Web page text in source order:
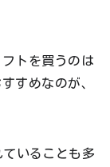
トを買うのは
すめなのが、
いることも多